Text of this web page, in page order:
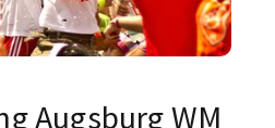
Augsburg WM